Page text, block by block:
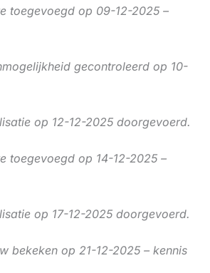
toegevoegd op 09-12-2025 –
gecontroleerd op 10-
op 12-12-2025 doorgevoerd.
toegevoegd op 14-12-2025 –
op 17-12-2025 doorgevoerd.
bekeken op 21-12-2025 – kennis